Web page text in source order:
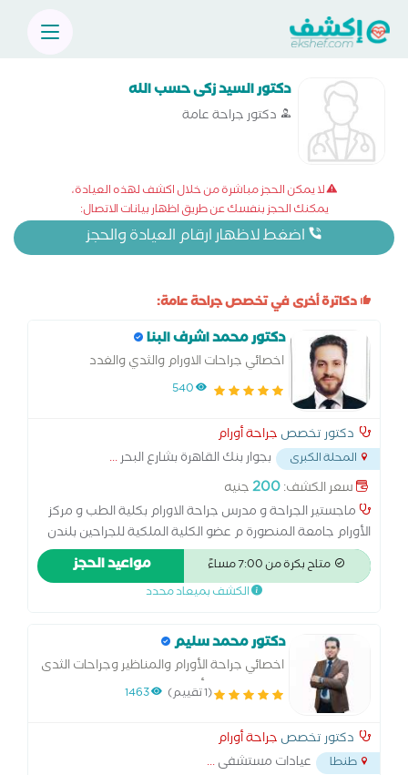
دكتور السيد زكى حسب الله
دكتور جراحة عامة
لا يمكن الحجز مباشرة من خلال اكشف لهذه العيادة،
يمكنك الحجز بنفسك عن طريق اظهار بيانات الاتصال:
اضغط لاظهار ارقام العيادة والحجز
دكاترة أخرى في تخصص جراحة عامة:
دكتور محمد اشرف البنا
اخصائي جراحات الاورام والثدي والغدد
والمناظير
540
دكتور تخصص جراحة أورام
المحلة الكبرى بجوار بنك القاهرة بشارع البحر...
سعر الكشف:200جنيه
ماجستير الجراحة و مدرس جراحة الاورام بكلية الطب و مركز
الأورام جامعة المنصورة م عضو الكلية الملكية للجراحين بلندن
عضو الجمعية الأوروبية للأورام النسائية (ESGO) د.دكتوراه
جراحات الأورام بكلية الطب جامعة المنصورة
متاح بكرة من 7:00 مساءً مواعيد الحجز
الكشف بميعاد محدد
دكتور محمد سليم
اخصائي جراحة الأورام والمناظير وجراحات الثدى
والغدد بمعهد أورام طنطا
(1 تقييم) 1463
دكتور تخصص جراحة أورام
طنطا عيادات مستشفى...